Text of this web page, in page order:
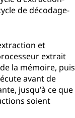
de décodage-
et
extrait
la mémoire, puis
avant de
jusqu'à ce que
soient